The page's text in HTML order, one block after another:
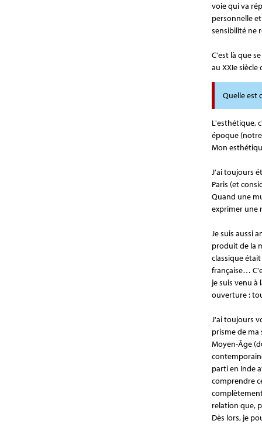
voie qui va
personnelle
sensibilité ne
C'est là que
au XXIe
Quelle est
L'esthétique,
époque
Mon
J'ai toujours
Paris (et
Quand une
exprimer une
Je suis aussi
produit de la
classique
française…
je suis venu
ouverture :
J'ai toujours
prisme de ma
Moyen-Âge
parti en Inde
comprendre
relation que,
Dès lors, je